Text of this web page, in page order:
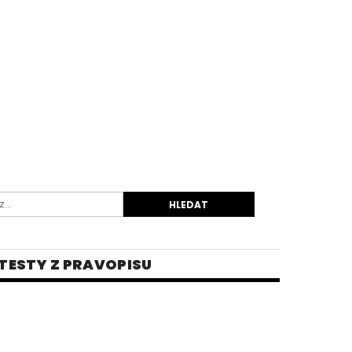
Z PRAVOPISU